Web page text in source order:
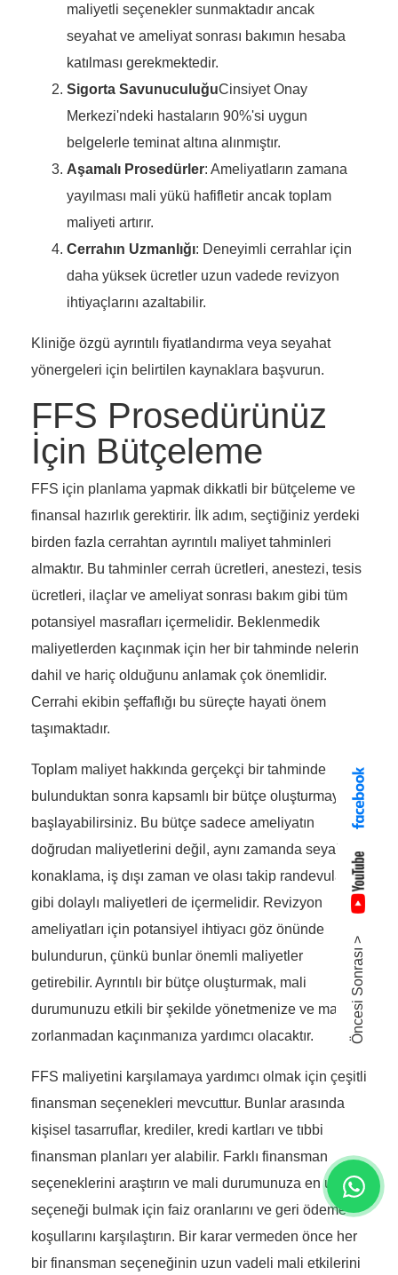
maliyetli seçenekler sunmaktadır ancak
seyahat ve ameliyat sonrası bakımın hesaba
katılması gerekmektedir.
Sigorta SavunuculuğuCinsiyet Onay
Merkezi'ndeki hastaların 90%'si uygun
belgelerle teminat altına alınmıştır.
Aşamalı Prosedürler: Ameliyatların zamana
yayılması mali yükü hafifletir ancak toplam
maliyeti artırır.
Cerrahın Uzmanlığı: Deneyimli cerrahlar için
daha yüksek ücretler uzun vadede revizyon
ihtiyaçlarını azaltabilir.
Kliniğe özgü ayrıntılı fiyatlandırma veya seyahat
yönergeleri için belirtilen kaynaklara başvurun.
FFS Prosedürünüz
İçin Bütçeleme
FFS için planlama yapmak dikkatli bir bütçeleme ve
finansal hazırlık gerektirir. İlk adım, seçtiğiniz yerdeki
birden fazla cerrahtan ayrıntılı maliyet tahminleri
almaktır. Bu tahminler cerrah ücretleri, anestezi, tesis
ücretleri, ilaçlar ve ameliyat sonrası bakım gibi tüm
potansiyel masrafları içermelidir. Beklenmedik
maliyetlerden kaçınmak için her bir tahminde nelerin
dahil ve hariç olduğunu anlamak çok önemlidir.
Cerrahi ekibin şeffaflığı bu süreçte hayati önem
taşımaktadır.
Toplam maliyet hakkında gerçekçi bir tahminde
bulunduktan sonra kapsamlı bir bütçe oluşturmaya
başlayabilirsiniz. Bu bütçe sadece ameliyatın
doğrudan maliyetlerini değil, aynı zamanda seyahat,
konaklama, iş dışı zaman ve olası takip randevuları
gibi dolaylı maliyetleri de içermelidir. Revizyon
ameliyatları için potansiyel ihtiyacı göz önünde
bulundurun, çünkü bunlar önemli maliyetler
getirebilir. Ayrıntılı bir bütçe oluşturmak, mali
durumunuzu etkili bir şekilde yönetmenize ve mali
zorlanmadan kaçınmanıza yardımcı olacaktır.
FFS maliyetini karşılamaya yardımcı olmak için çeşitli
finansman seçenekleri mevcuttur. Bunlar arasında
kişisel tasarruflar, krediler, kredi kartları ve tıbbi
finansman planları yer alabilir. Farklı finansman
seçeneklerini araştırın ve mali durumunuza en uygun
seçeneği bulmak için faiz oranlarını ve geri ödeme
koşullarını karşılaştırın. Bir karar vermeden önce her
bir finansman seçeneğinin uzun vadeli mali etkilerini
Öncesi Sonrası >